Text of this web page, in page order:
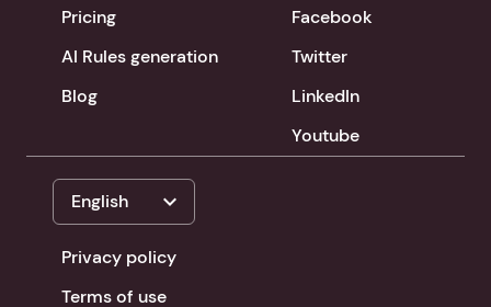
Pricing
AI Rules generation
Blog
Facebook
Twitter
LinkedIn
Youtube
English expand_more
Privacy policy
Terms of use